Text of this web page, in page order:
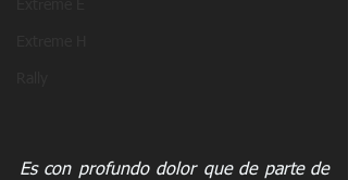
Es con profundo dolor que de parte de